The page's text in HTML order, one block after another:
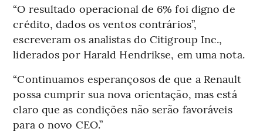
“O resultado operacional de 6% foi digno de
crédito, dados os ventos contrários”,
escreveram os analistas do Citigroup Inc.,
liderados por Harald Hendrikse, em uma nota.
“Continuamos esperançosos de que a Renault
possa cumprir sua nova orientação, mas está
claro que as condições não serão favoráveis
para o novo CEO.”